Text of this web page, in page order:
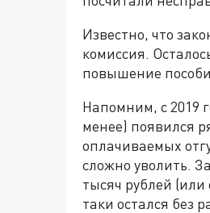
Известно, что
комиссия.
повышение
Напомним, с 2019
менее) появился
оплачиваемых
сложно уволить.
тысяч рублей
таки остался без